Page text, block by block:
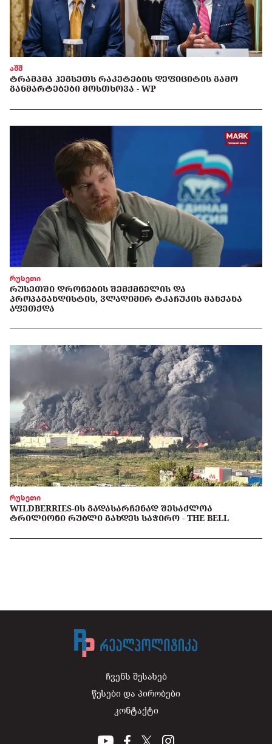
აშშ
ᲢᲠᲐᲛᲞᲛᲐ ᲰᲔᲒᲡᲔᲗᲡ ᲠᲐᲙᲔᲢᲔᲑᲘᲡ ᲓᲔᲤᲘᲪᲘᲢᲘᲡ ᲒᲐᲛᲝ
ᲒᲐᲜᲛᲐᲠᲢᲔᲑᲔᲑᲘ ᲛᲝᲡᲗᲮᲝᲕᲐ - WP
რუსეთი
ᲠᲣᲡᲔᲗᲨᲘ ᲓᲠᲝᲜᲔᲑᲘᲡ ᲨᲔᲛᲥᲛᲜᲔᲚᲘᲡ ᲓᲐ
ᲞᲠᲝᲞᲐᲒᲐᲜᲓᲘᲡᲢᲘᲡ, ᲕᲚᲐᲓᲘᲛᲘᲠ ᲢᲙᲐᲩᲣᲙᲘᲡ ᲛᲐᲜᲥᲐᲜᲐ
ᲐᲤᲔᲗᲥᲓᲐ
რუსეთი
WILDBERRIES-ᲘᲡ ᲒᲐᲓᲐᲡᲐᲠᲩᲔᲜᲐᲓ ᲨᲔᲡᲐᲫᲚᲝᲐ
ᲢᲠᲘᲚᲘᲝᲜᲘ ᲠᲣᲑᲚᲘ ᲒᲐᲮᲓᲔᲡ ᲡᲐᲭᲘᲠᲝ - THE BELL
ჩვენს შესახებ
წესები და პირობები
კონტაქტი